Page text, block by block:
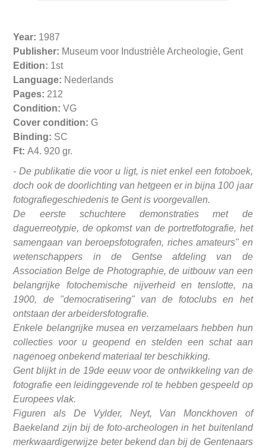
Year: 1987
Publisher: Museum voor Industrièle Archeologie, Gent
Edition: 1st
Language: Nederlands
Pages: 212
Condition: VG
Cover condition: G
Binding: SC
Ft: A4. 920 gr.
- De publikatie die voor u ligt, is niet enkel een fotoboek,
doch ook de doorlichting van hetgeen er in bijna 100 jaar
fotografiegeschiedenis te Gent is voorgevallen.
De eerste schuchtere demonstraties met de
daguerreotypie, de opkomst van de portretfotografie, het
samengaan van beroepsfotografen, riches amateurs" en
wetenschappers in de Gentse afdeling van de
Association Belge de Photographie, de uitbouw van een
belangrijke fotochemische nijverheid en tenslotte, na
1900, de "democratisering" van de fotoclubs en het
ontstaan der arbeidersfotografie.
Enkele belangrijke musea en verzamelaars hebben hun
collecties voor u geopend en stelden een schat aan
nagenoeg onbekend materiaal ter beschikking.
Gent blijkt in de 19de eeuw voor de ontwikkeling van de
fotografie een leidinggevende rol te hebben gespeeld op
Europees vlak.
Figuren als De Vylder, Neyt, Van Monckhoven of
Baekeland zijn bij de foto-archeologen in het buitenland
merkwaardigerwijze beter bekend dan bij de Gentenaars